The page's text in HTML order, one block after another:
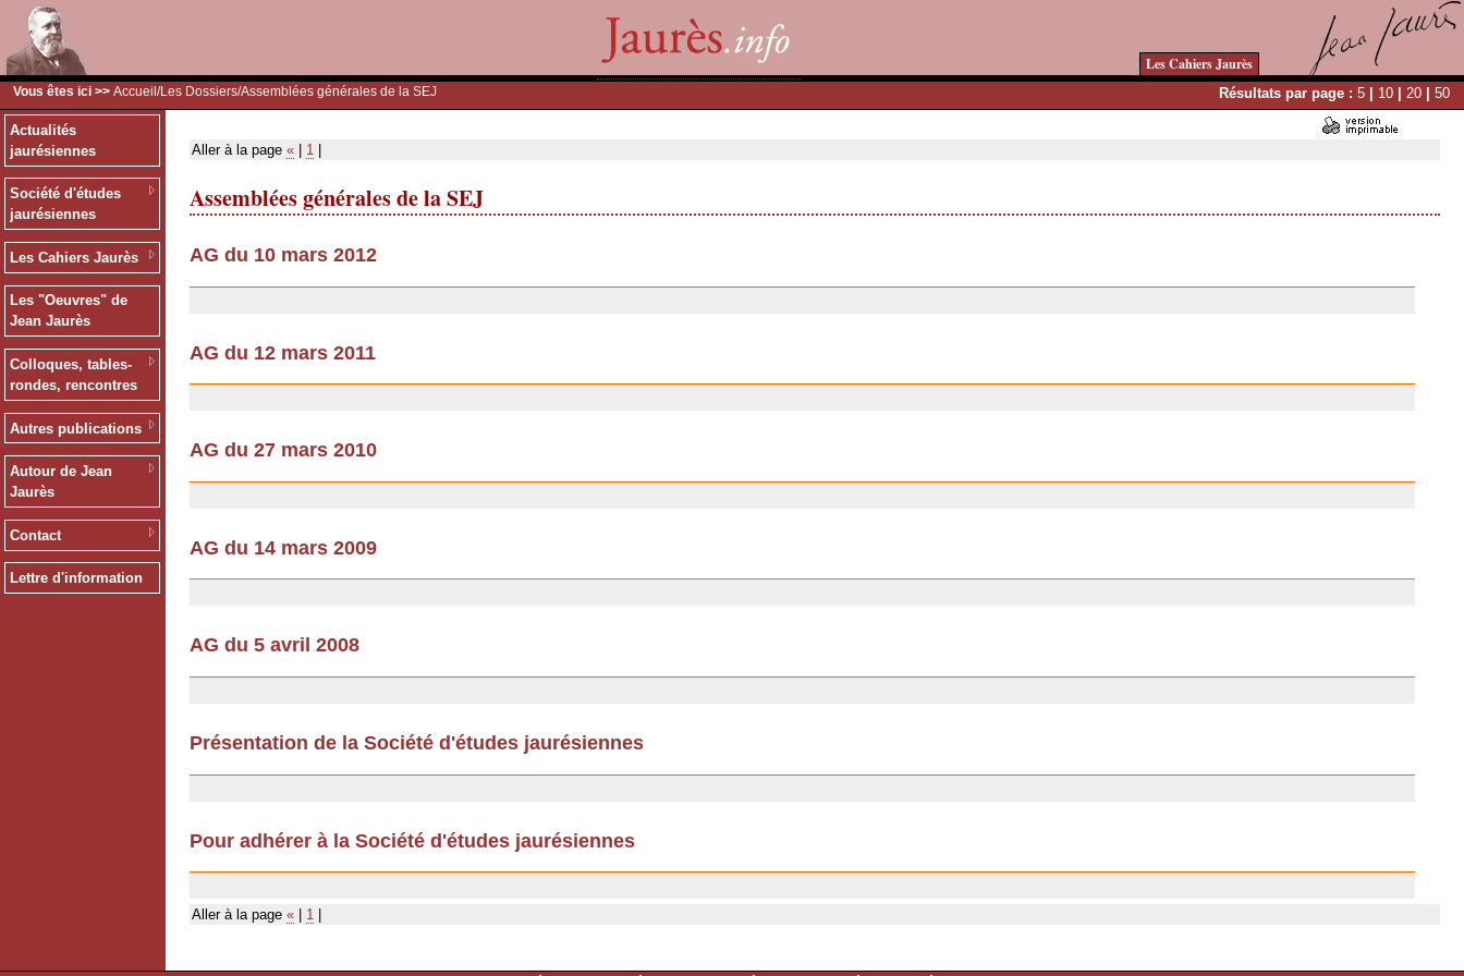
Les Cahiers Jaurès
Vous êtes ici >> Accueil /Les Dossiers/Assemblées générales de la SEJ Résultats par page : 5 | 10 | 20 | 50
Actualités
jaurésiennes
Société d'études
jaurésiennes
Les Cahiers Jaurès
Les "Oeuvres" de
Jean Jaurès
Colloques, tables-
rondes, rencontres
Autres publications
Autour de Jean
Jaurès
Contact
Lettre d'information
Aller à la page « 1
Assemblées générales de la SEJ
AG du 10 mars 2012
AG du 12 mars 2011
AG du 27 mars 2010
AG du 14 mars 2009
AG du 5 avril 2008
Présentation de la Société d'études jaurésiennes
Pour adhérer à la Société d'études jaurésiennes
Aller à la page « 1